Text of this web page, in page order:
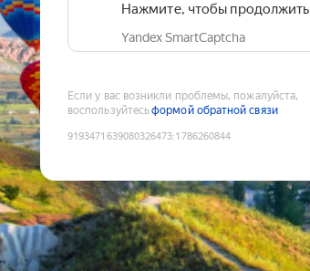
Нажмите, чтобы продолжить
Yandex SmartCaptcha
Если у вас возникли проблемы, пожалуйста,
воспользуйтесьформой обратной связи
9193471639080326473:1786260844